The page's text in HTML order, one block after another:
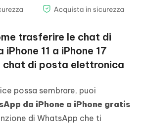
trasferire le chat di
11 a iPhone 17
chat di posta elettronica
possa sembrare, puoi
da iPhone a iPhone gratis
di WhatsApp che ti